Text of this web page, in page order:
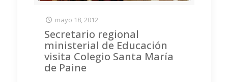
mayo 18, 2012
Secretario regional
ministerial de Educación
visita Colegio Santa María
de Paine